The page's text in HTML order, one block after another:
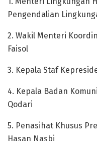
Pengendalian
2. Wakil Menteri
Faisol
3. Kepala Staf
4. Kepala Badan
Qodari
5. Penasihat Khusus
Hasan Nasbi